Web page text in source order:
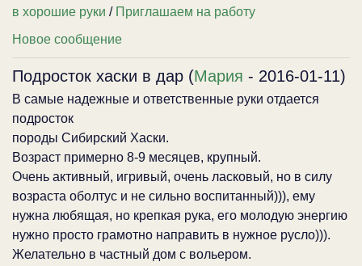
в хорошие руки / Приглашаем на работу
Новое сообщение
Подросток хаски в дар (Мария - 2016-01-11)
В самые надежные и ответственные руки отдается
подросток
породы Сибирский Хаски.
Возраст примерно 8-9 месяцев, крупный.
Очень активный, игривый, очень ласковый, но в силу
возраста оболтус и не сильно воспитанный))), ему
нужна любящая, но крепкая рука, его молодую энергию
нужно просто грамотно направить в нужное русло))).
Желательно в частный дом с вольером.